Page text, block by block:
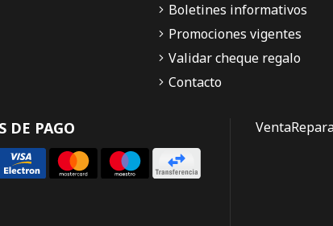
DE PAGO
Boletines informativos
Promociones vigentes
Validar cheque regalo
Contacto
Venta